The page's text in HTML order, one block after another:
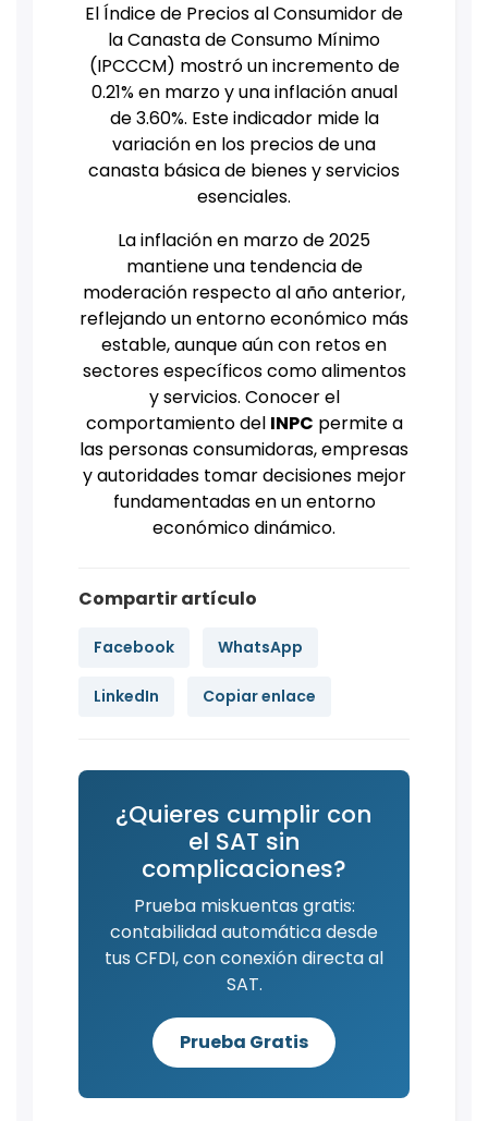
El Índice de Precios al Consumidor de
la Canasta de Consumo Mínimo
(IPCCCM) mostró un incremento de
0.21% en marzo y una inflación anual
de 3.60%. Este indicador mide la
variación en los precios de una
canasta básica de bienes y servicios
esenciales.
La inflación en marzo de 2025
mantiene una tendencia de
moderación respecto al año anterior,
reflejando un entorno económico más
estable, aunque aún con retos en
sectores específicos como alimentos
y servicios. Conocer el
comportamiento del INPC permite a
las personas consumidoras, empresas
y autoridades tomar decisiones mejor
fundamentadas en un entorno
económico dinámico.
Compartir artículo
Facebook WhatsApp
LinkedIn Copiar enlace
¿Quieres cumplir con
el SAT sin
complicaciones?
Prueba miskuentas gratis:
contabilidad automática desde
tus CFDI, con conexión directa al
SAT.
Prueba Gratis